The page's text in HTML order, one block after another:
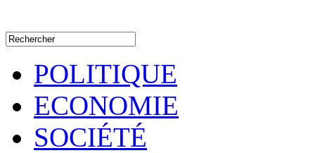
POLITIQUE
ECONOMIE
SOCIÉTÉ